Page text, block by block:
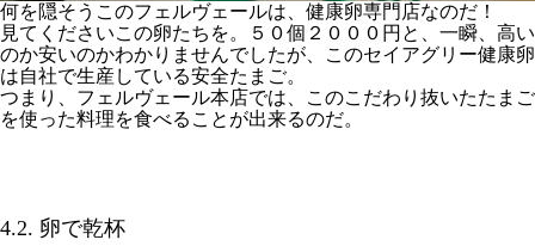
何を隠そうこのフェルヴェールは、健康卵専門店なのだ！
見てくださいこの卵たちを。５０個２０００円と、一瞬、高い
のか安いのかわかりませんでしたが、このセイアグリー健康卵
は自社で生産している安全たまご。
つまり、フェルヴェール本店では、このこだわり抜いたたまご
を使った料理を食べることが出来るのだ。
4.2. 卵で乾杯